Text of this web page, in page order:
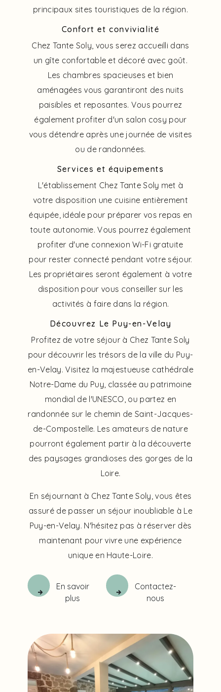
principaux sites touristiques de la région.
Confort et convivialité
Chez Tante Soly, vous serez accueilli dans
un gîte confortable et décoré avec goût.
Les chambres spacieuses et bien
aménagées vous garantiront des nuits
paisibles et reposantes. Vous pourrez
également profiter d'un salon cosy pour
vous détendre après une journée de visites
ou de randonnées.
Services et équipements
L'établissement Chez Tante Soly met à
votre disposition une cuisine entièrement
équipée, idéale pour préparer vos repas en
toute autonomie. Vous pourrez également
profiter d'une connexion Wi-Fi gratuite
pour rester connecté pendant votre séjour.
Les propriétaires seront également à votre
disposition pour vous conseiller sur les
activités à faire dans la région.
Découvrez Le Puy-en-Velay
Profitez de votre séjour à Chez Tante Soly
pour découvrir les trésors de la ville du Puy-
en-Velay. Visitez la majestueuse cathédrale
Notre-Dame du Puy, classée au patrimoine
mondial de l'UNESCO, ou partez en
randonnée sur le chemin de Saint-Jacques-
de-Compostelle. Les amateurs de nature
pourront également partir à la découverte
des paysages grandioses des gorges de la
Loire.
En séjournant à Chez Tante Soly, vous êtes
assuré de passer un séjour inoubliable à Le
Puy-en-Velay. N'hésitez pas à réserver dès
maintenant pour vivre une expérience
unique en Haute-Loire.
En savoir
plus
Contactez-
nous